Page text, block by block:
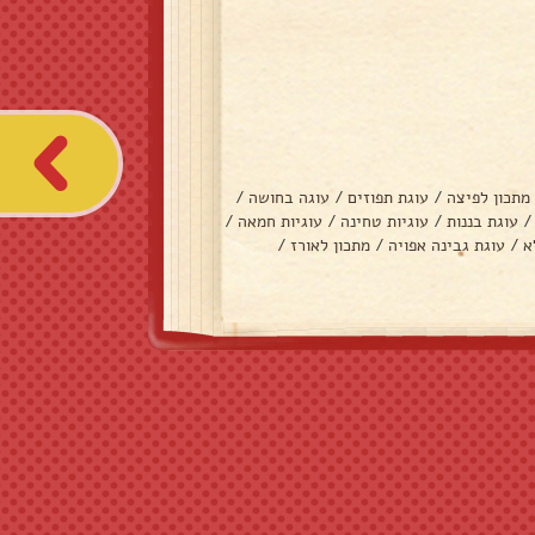
מתכון לפיצה / עוגת תפוזים / עוגה בחושה /
/ עוגת בננות / עוגיות טחינה / עוגיות חמאה /
/ עוגת גבינה אפויה / מתכון לאורז /